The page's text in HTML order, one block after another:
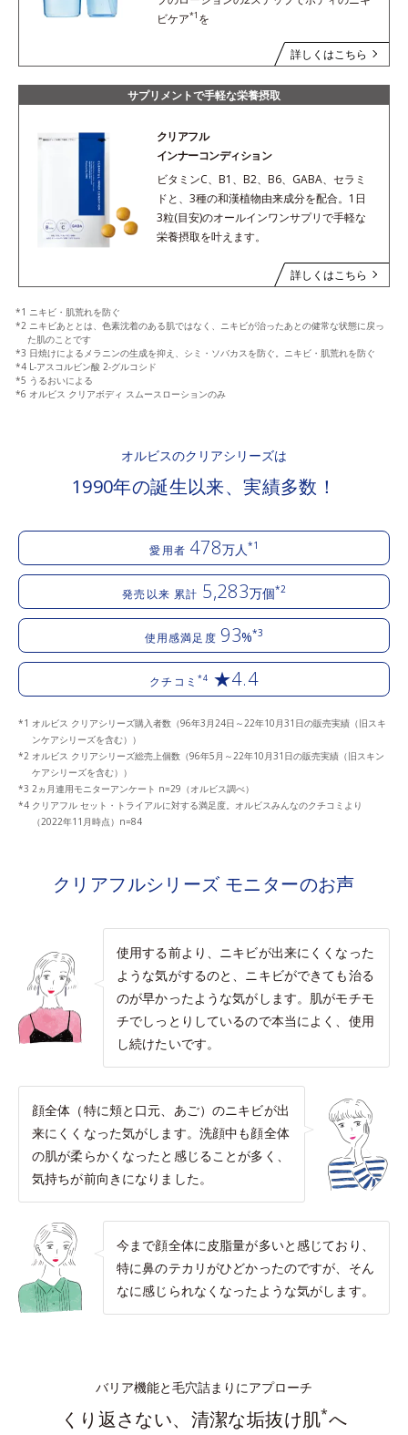
ビケア*1 を
詳しくはこちら
サプリメントで手軽な栄養摂取
クリアフル
インナーコンディション
ビタミンC、B1、B2、B6、GABA、セラミ
ドと、3種の和漢植物由来成分を配合。1日
3粒(目安)のオールインワンサプリで手軽な
栄養摂取を叶えます。
詳しくはこちら
*1 ニキビ・肌荒れを防ぐ
*2 ニキビあととは、色素沈着のある肌ではなく、ニキビが治ったあとの健常な状態に戻っ
た肌のことです
*3 日焼けによるメラニンの生成を抑え、シミ・ソバカスを防ぐ。ニキビ・肌荒れを防ぐ
*4 L-アスコルビン酸 2-グルコシド
*5 うるおいによる
*6 オルビス クリアボディ スムースローションのみ
オルビスのクリアシリーズは
1990年の誕生以来、実績多数！
愛用者 478万人*1
発売以来 累計 5,283万個*2
使用感満足度 93%*3
クチコミ*4 ★4.4
オルビス クリアシリーズ購入者数（96年3月24日～22年10月31日の販売実績（旧スキ
ンケアシリーズを含む））
オルビス クリアシリーズ総売上個数（96年5月～22年10月31日の販売実績（旧スキン
ケアシリーズを含む））
2ヵ月連用モニターアンケート n=29（オルビス調べ）
クリアフル セット・トライアルに対する満足度。オルビスみんなのクチコミより
（2022年11月時点）n=84
クリアフルシリーズ モニターのお声
使用する前より、ニキビが出来にくくなった
ような気がするのと、ニキビができても治る
のが早かったような気がします。肌がモチモ
チでしっとりしているので本当によく、使用
し続けたいです。
顔全体（特に頬と口元、あご）のニキビが出
来にくくなった気がします。洗顔中も顔全体
の肌が柔らかくなったと感じることが多く、
気持ちが前向きになりました。
今まで顔全体に皮脂量が多いと感じており、
特に鼻のテカリがひどかったのですが、そん
なに感じられなくなったような気がします。
バリア機能と毛穴詰まりにアプローチ
くり返さない、清潔な垢抜け肌*へ